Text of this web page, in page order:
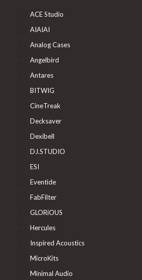
ACE Studio
AIAIAI
Analog Cases
Angelbird
Antares
BITWIG
CineTreak
Decksaver
Dexibell
DJ.STUDIO
ESI
Eventide
FabFilter
GLORiOUS
Hercules
Inspired Acoustics
MicroKits
Minimal Audio